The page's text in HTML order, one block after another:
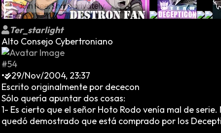
Ter_starlight
Alto Consejo Cybertroniano
#54
•
29/Nov/2004, 23:37
Escrito originalmente por dececon
Sólo quería apuntar dos cosas:
1- Es cierto que el señor Hoto Rodo venía mal de
quedó demostrado que está comprado por los